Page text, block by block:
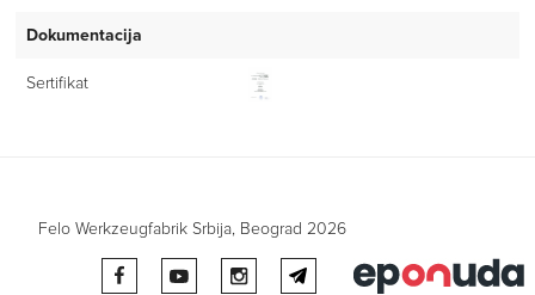
Dokumentacija
Sertifikat
Felo Werkzeugfabrik Srbija, Beograd 2026